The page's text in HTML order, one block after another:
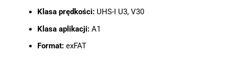
Klasa prędkości:UHS-I U3, V30
Klasa aplikacji:A1
Format:exFAT